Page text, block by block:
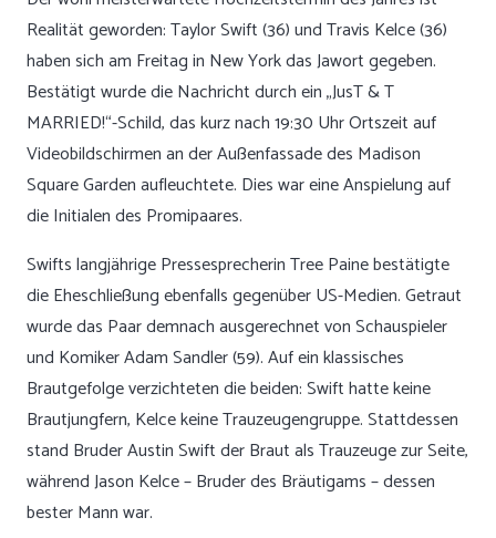
Realität geworden: Taylor Swift (36) und Travis Kelce (36)
haben sich am Freitag in New York das Jawort gegeben.
Bestätigt wurde die Nachricht durch ein „JusT & T
MARRIED!“-Schild, das kurz nach 19:30 Uhr Ortszeit auf
Videobildschirmen an der Außenfassade des Madison
Square Garden aufleuchtete. Dies war eine Anspielung auf
die Initialen des Promipaares.
Swifts langjährige Pressesprecherin Tree Paine bestätigte
die Eheschließung ebenfalls gegenüber US-Medien. Getraut
wurde das Paar demnach ausgerechnet von Schauspieler
und Komiker Adam Sandler (59). Auf ein klassisches
Brautgefolge verzichteten die beiden: Swift hatte keine
Brautjungfern, Kelce keine Trauzeugengruppe. Stattdessen
stand Bruder Austin Swift der Braut als Trauzeuge zur Seite,
während Jason Kelce – Bruder des Bräutigams – dessen
bester Mann war.